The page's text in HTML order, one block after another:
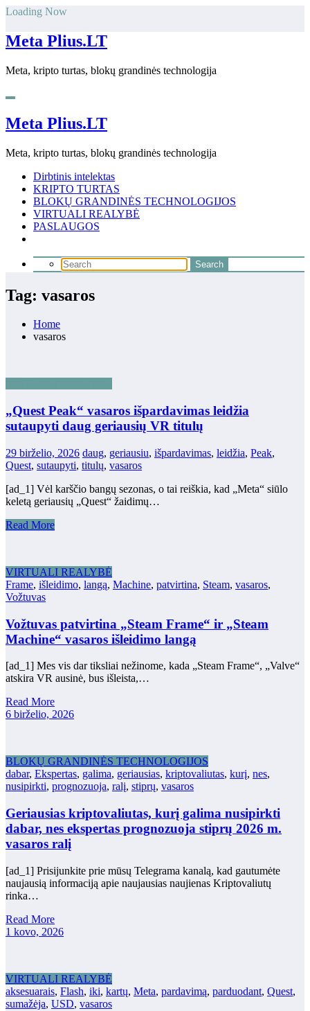
Skip
content
Loading Now
Meta Plius.LT
Meta, kripto turtas, blokų grandinės technologija
Meta Plius.LT
Meta, kripto turtas, blokų grandinės technologija
Dirbtinis intelektas
KRIPTO TURTAS
BLOKŲ GRANDINĖS TECHNOLOGIJOS
VIRTUALI REALYBĖ
PASLAUGOS
Tag: vasaros
Home
vasaros
„Quest Peak“ vasaros išpardavimas leidžia
sutaupyti daug geriausių VR titulų
29 birželio, 2026 daug, geriausiu, išpardavimas, leidžia, Peak,
Quest, sutaupyti, titulų, vasaros
[ad_1] Vėl karščio bangų sezonas, o tai reiškia, kad „Meta“ siūlo
keletą geriausių „Quest“ žaidimų…
Read More
VIRTUALI REALYBĖ
Frame, išleidimo, langą, Machine, patvirtina, Steam, vasaros,
Vožtuvas
Vožtuvas patvirtina „Steam Frame“ ir „Steam
Machine“ vasaros išleidimo langą
[ad_1] Mes vis dar tiksliai nežinome, kada „Steam Frame“, „Valve“
atskira VR ausinė, bus išleista,…
Read More
6 birželio, 2026
BLOKŲ GRANDINĖS TECHNOLOGIJOS
dabar, Ekspertas, galima, geriausias, kriptovaliutas, kurį, nes,
nusipirkti, prognozuoja, ralį, stiprų, vasaros
Geriausias kriptovaliutas, kurį galima nusipirkti
dabar, nes ekspertas prognozuoja stiprų 2026 m.
vasaros ralį
[ad_1] Prisijunkite prie mūsų Telegrama kanalą, kad gautumėte
naujausią informaciją apie naujausias naujienas Kriptovaliutų
rinka…
Read More
1 kovo, 2026
VIRTUALI REALYBĖ
aksesuarais, Flash, iki, kartų, Meta, pardavimą, parduodant, Quest,
sumažėja, USD, vasaros